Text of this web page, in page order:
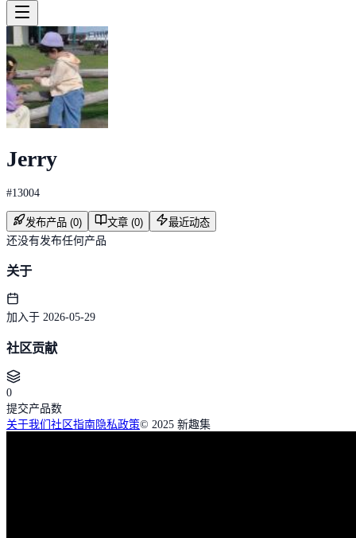
Jerry
#13004
发布产品 (0) 文章 (0)
最近动态
还没有发布任何产品
关于
加入于 2026-05-29
社区贡献
0
提交产品数
关于我们 社区指南隐私政策© 2025 新趣集